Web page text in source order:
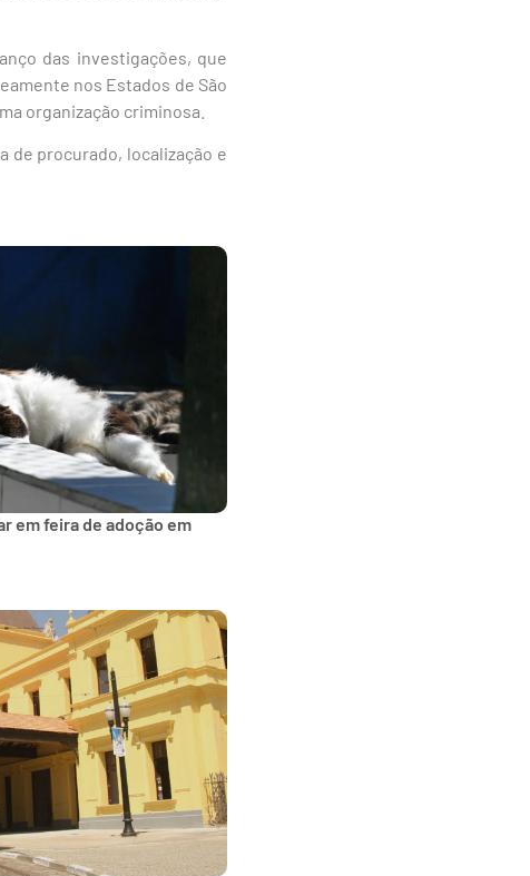
das investigações, que
nos Estados de São
organização criminosa.
de procurado, localização e
em feira de adoção em